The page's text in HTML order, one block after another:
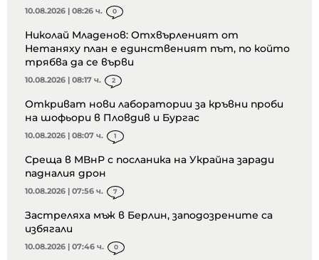
10.08.2026 | 08:26 ч. 0
Николай Младенов: Отхвърленият от
Нетаняху план е единственият път, по който
трябва да се върви
10.08.2026 | 08:17 ч. 2
Откриват нови лаборатории за кръвни проби
на шофьори в Пловдив и Бургас
10.08.2026 | 08:07 ч. 1
Среща в МВнР с посланика на Украйна заради
падналия дрон
10.08.2026 | 07:56 ч. 7
Застреляха мъж в Берлин, заподозрените са
избягали
10.08.2026 | 07:46 ч. 0